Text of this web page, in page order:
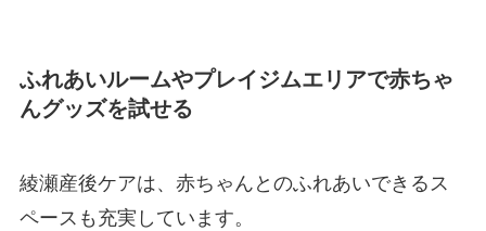
ふれあいルームやプレイジムエリアで赤ちゃ
んグッズを試せる
綾瀬産後ケアは、赤ちゃんとのふれあいできるス
ペースも充実しています。